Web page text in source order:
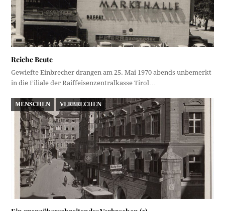
Reiche Beute
Gewiefte Einbrecher drangen am 25. Mai 1970 abends unbemerkt
in die Filiale der Raiffeisenzentralkasse Tirol…
MENSCHEN VERBRECHEN